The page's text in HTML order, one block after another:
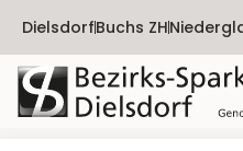
DielsdorfBuchs ZH